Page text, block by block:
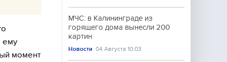
ему
момент
МЧС: в Калининграде из
горящего дома вынесли 200
картин
Новости 04 Августа 10:03